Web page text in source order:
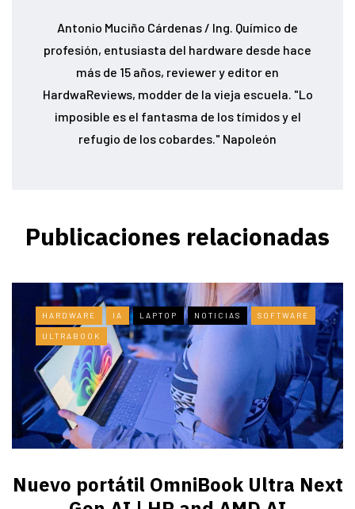
Antonio Muciño Cárdenas / Ing. Químico de
profesión, entusiasta del hardware desde hace
más de 15 años, reviewer y editor en
HardwaReviews, modder de la vieja escuela. "Lo
imposible es el fantasma de los tímidos y el
refugio de los cobardes." Napoleón
Publicaciones relacionadas
HARDWARE IA LAPTOP NOTICIAS SOFTWARE
ULTRABOOK
Nuevo portátil OmniBook Ultra ​Next